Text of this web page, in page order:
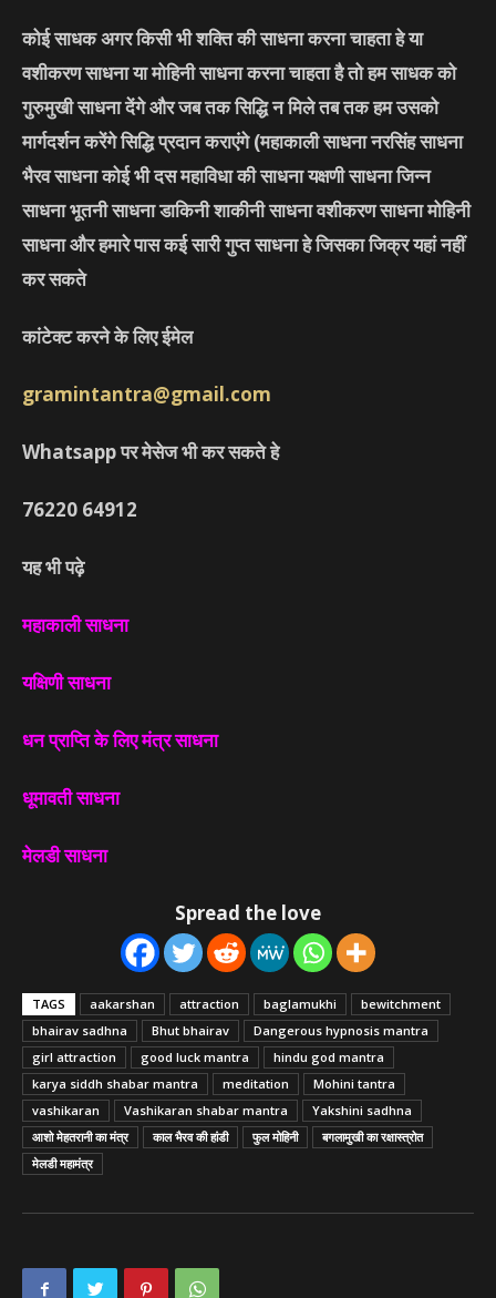
कोई साधक अगर किसी भी शक्ति की साधना करना चाहता हे या
वशीकरण साधना या मोहिनी साधना करना चाहता है तो हम साधक को
गुरुमुखी साधना देंगे और जब तक सिद्धि न मिले तब तक हम उसको
मार्गदर्शन करेंगे सिद्धि प्रदान कराएंगे (महाकाली साधना नरसिंह साधना
भैरव साधना कोई भी दस महाविधा की साधना यक्षणी साधना जिन्न
साधना भूतनी साधना डाकिनी शाकीनी साधना वशीकरण साधना मोहिनी
साधना और हमारे पास कई सारी गुप्त साधना हे जिसका जिक्र यहां नहीं
कर सकते
कांटेक्ट करने के लिए ईमेल
gramintantra@gmail.com
Whatsapp पर मेसेज भी कर सकते हे
76220 64912
यह भी पढ़े
महाकाली साधना
यक्षिणी साधना
धन प्राप्ति के लिए मंत्र साधना
धूमावती साधना
मेलडी साधना
Spread the love
TAGS aakarshan attraction baglamukhi
bewitchment
bhairav sadhna
Bhut bhairav
Dangerous hypnosis mantra
girl attraction
good luck mantra
hindu god mantra
karya siddh shabar mantra
meditation
Mohini tantra
vashikaran
Vashikaran shabar mantra
Yakshini sadhna
आशो मेहतरानी का मंत्र
काल भैरव की हांडी फुल मोहिनी
बगलामुखी का रक्षास्त्रोत
मेलडी महामंत्र